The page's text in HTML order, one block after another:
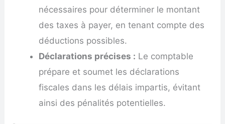
nécessaires pour déterminer le montant
des taxes à payer, en tenant compte des
déductions possibles.
Déclarations précises : Le comptable
prépare et soumet les déclarations
fiscales dans les délais impartis, évitant
ainsi des pénalités potentielles.